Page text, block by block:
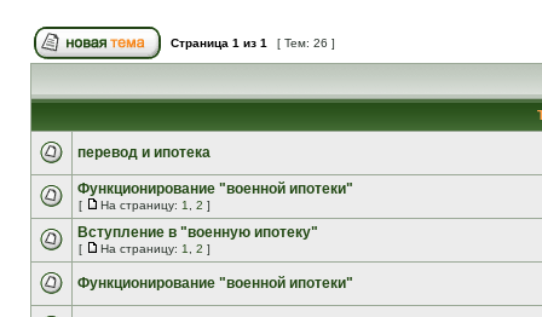
Страница 1 из 1 [ Тем: 26 ]
перевод и ипотека
Функционирование "военной ипотеки"
[ На страницу: 1 2 ]
Вступление в "военную ипотеку"
[ На страницу: 1 2 ]
Функционирование "военной ипотеки"